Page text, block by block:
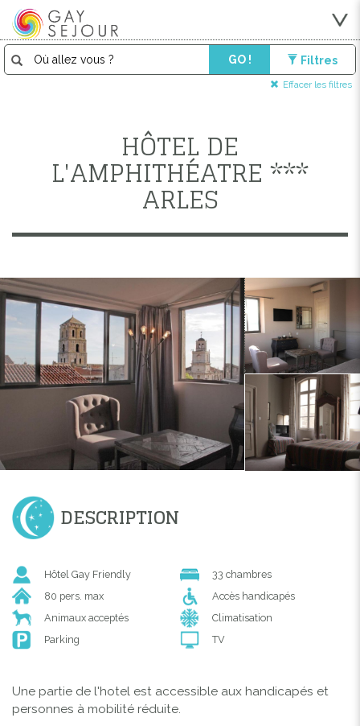
GO ! Filtres
Effacer les filtres
HÔTEL DE
L'AMPHITHÉATRE ***
ARLES
DESCRIPTION
Hôtel Gay Friendly
33 chambres
80 pers. max
Accès handicapés
Animaux acceptés
Climatisation
Parking
TV
Une partie de l'hotel est accessible aux handicapés et
personnes à mobilité réduite.